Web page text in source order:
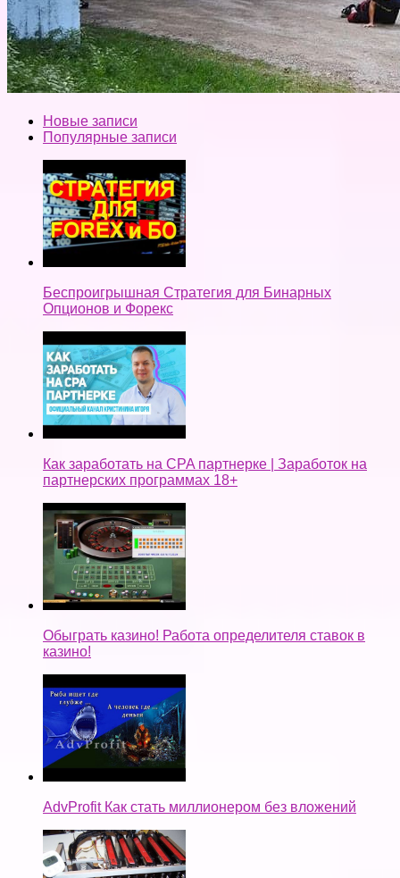
Новые записи
Популярные записи
Беспроигрышная Стратегия для Бинарных
Опционов и Форекс
Как заработать на CPA партнерке | Заработок на
партнерских программах 18+
Обыграть казино! Работа определителя ставок в
казино!
AdvProfit Как стать миллионером без вложений